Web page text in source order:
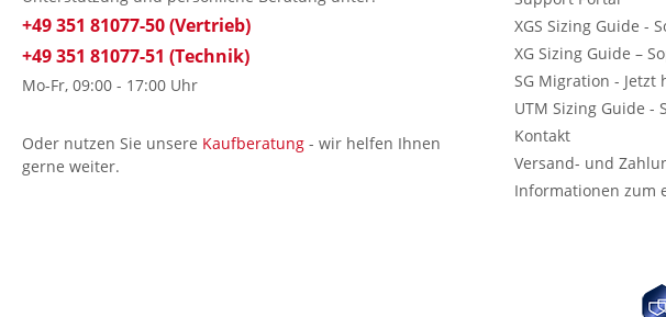
+49 351 81077-50 (Vertrieb)
+49 351 81077-51 (Technik)
Mo-Fr, 09:00 - 17:00 Uhr
Oder nutzen Sie unsere Kaufberatung - wir helfen Ihnen
gerne weiter.
XGS Sizing Guide -
XG Sizing Guide –
SG Migration - Jetzt
UTM Sizing Guide -
Kontakt
Versand- und
Informationen zum